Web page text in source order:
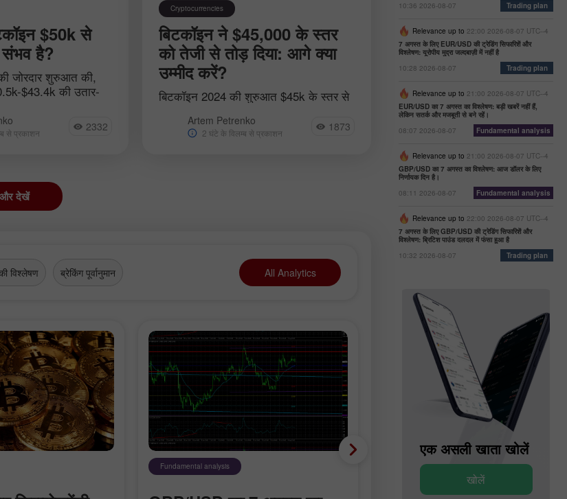
$50k से
है?
जोरदार शुरुआत की,
$43.4k की उतार-
ऊपर की ओर बढ़ना जारी
से प्रकाशन 2332
Cryptocurrencies
बिटकॉइन ने $45,000 के स्तर
को तेजी से तोड़ दिया: आगे क्या
उम्मीद करें?
बिटकॉइन 2024 की शुरुआत $45k के स्तर से
है। याद रखें कि 2023 के अंत में, क्रिप्टोकरेंसी
ने $44.9k के निशान के.
Artem Petrenko
2 घंटे के विलम्ब से प्रकाशन 1873
और देखें
विश्लेषण ब्रेकिंग पूर्वानुमान All Analytics
Fundamental analysis Fundamental analysis
10:36 2026-08-07
Trading plan
Relevance up to 22:00 2026-08-07 UTC--4
7 अगस्त के लिए EUR/USD की ट्रेडिंग सिफारिशें और
विश्लेषण: यूरोपीय मुद्रा जल्दबाज़ी में नहीं है
10:28 2026-08-07
Trading plan
Relevance up to 21:00 2026-08-07 UTC--4
EUR/USD का 7 अगस्त का विश्लेषण: बड़ी खबरें नहीं हैं,
लेकिन सतर्क और मजबूती से बने रहें।
08:07 2026-08-07
Fundamental analysis
Relevance up to 21:00 2026-08-07 UTC--4
GBP/USD का 7 अगस्त का विश्लेषण: आज डॉलर के लिए
निर्णायक दिन है।
08:11 2026-08-07
Fundamental analysis
Relevance up to 22:00 2026-08-07 UTC--4
7 अगस्त के लिए GBP/USD की ट्रेडिंग सिफारिशें और
विश्लेषण: ब्रिटिश पाउंड दलदल में फंसा हुआ है
10:32 2026-08-07
Trading plan
खोलें एक असली खाता खोलें
खोलें
एक डेमो खाता खोलें एक असली खाता खोलें
खोलें